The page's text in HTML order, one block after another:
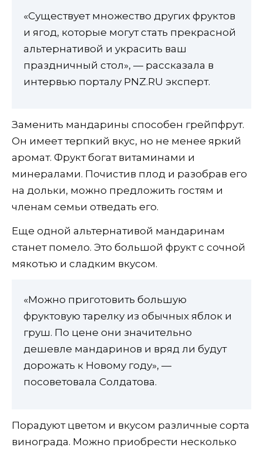
«Существует множество других фруктов
и ягод, которые могут стать прекрасной
альтернативой и украсить ваш
праздничный стол», — рассказала в
интервью порталу PNZ.RU эксперт.
Заменить мандарины способен грейпфрут.
Он имеет терпкий вкус, но не менее яркий
аромат. Фрукт богат витаминами и
минералами. Почистив плод и разобрав его
на дольки, можно предложить гостям и
членам семьи отведать его.
Еще одной альтернативой мандаринам
станет помело. Это большой фрукт с сочной
мякотью и сладким вкусом.
«Можно приготовить большую
фруктовую тарелку из обычных яблок и
груш. По цене они значительно
дешевле мандаринов и вряд ли будут
дорожать к Новому году», —
посоветовала Солдатова.
Порадуют цветом и вкусом различные сорта
винограда. Можно приобрести несколько